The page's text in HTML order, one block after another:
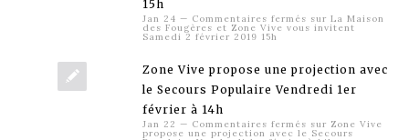
15h
Jan 24 — Commentaires fermés sur La Maison
des Fougères et Zone Vive vous invitent
Samedi 2 février 2019 15h
Zone Vive propose une projection avec
le Secours Populaire Vendredi 1er
février à 14h
Jan 22 — Commentaires fermés sur Zone Vive
propose une projection avec le Secours